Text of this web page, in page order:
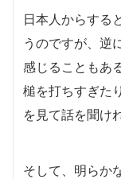
日本人からする
うのですが、逆
感じることもあ
槌を打ちすぎた
を見て話を聞け
そして、明らか